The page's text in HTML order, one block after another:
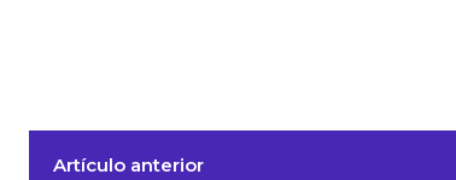
Artículo anterior